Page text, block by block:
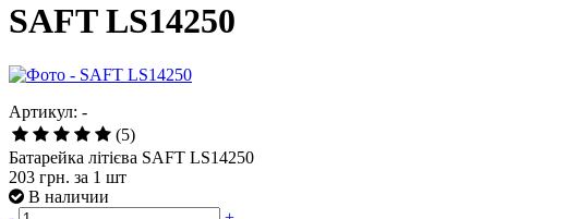
SAFT LS14250
Артикул: -
(5)
Батарейка літієва SAFT LS14250
203 грн. за 1 шт
В наличии